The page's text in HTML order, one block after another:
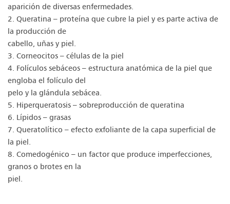
aparición de diversas enfermedades.
2. Queratina – proteína que cubre la piel y es parte activa de
la producción de
cabello, uñas y piel.
3. Corneocitos – células de la piel
4. Folículos sebáceos – estructura anatómica de la piel que
engloba el folículo del
pelo y la glándula sebácea.
5. Hiperqueratosis – sobreproducción de queratina
6. Lípidos – grasas
7. Queratolítico – efecto exfoliante de la capa superficial de
la piel.
8. Comedogénico – un factor que produce imperfecciones,
granos o brotes en la
piel.